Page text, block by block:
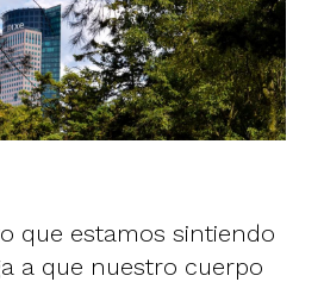
que estamos sintiendo
a que nuestro cuerpo